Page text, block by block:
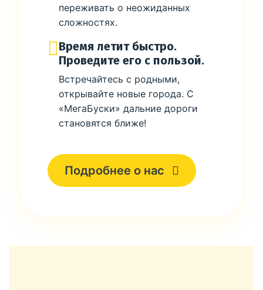
переживать о неожиданных
сложностях.
Время летит быстро.
Проведите его с пользой.
Встречайтесь с родными,
открывайте новые города. С
«МегаБуски» дальние дороги
становятся ближе!
Подробнее о нас